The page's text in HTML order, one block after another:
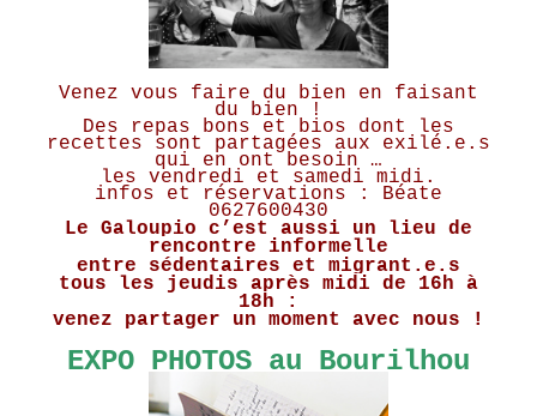
Venez vous faire du bien en faisant
du bien !
Des repas bons et bios dont les
recettes sont partagées aux exilé.e.s
qui en ont besoin …
les vendredi et samedi midi.
infos et réservations : Béate
0627600430
Le Galoupio c’est aussi un lieu de
rencontre informelle
entre sédentaires et migrant.e.s
tous les jeudis après midi de 16h à
18h :
venez partager un moment avec nous !
EXPO PHOTOS au Bourilhou